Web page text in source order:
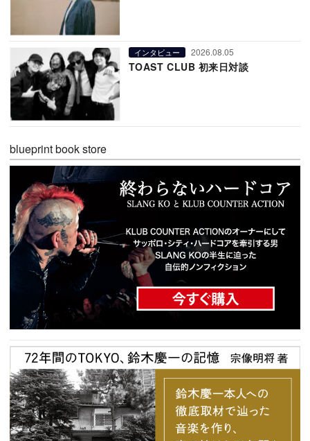
インタビュー 2026.08.05
TOAST CLUB 初来日対談
blueprint book store